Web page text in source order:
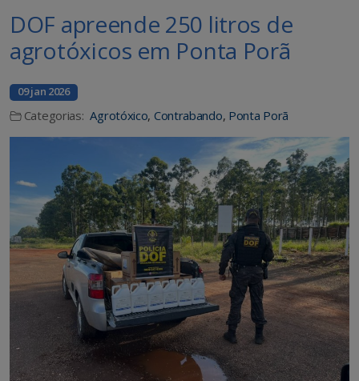
DOF apreende 250 litros de
agrotóxicos em Ponta Porã
09 jan 2026
Categorias: Agrotóxico, Contrabando, Ponta Porã